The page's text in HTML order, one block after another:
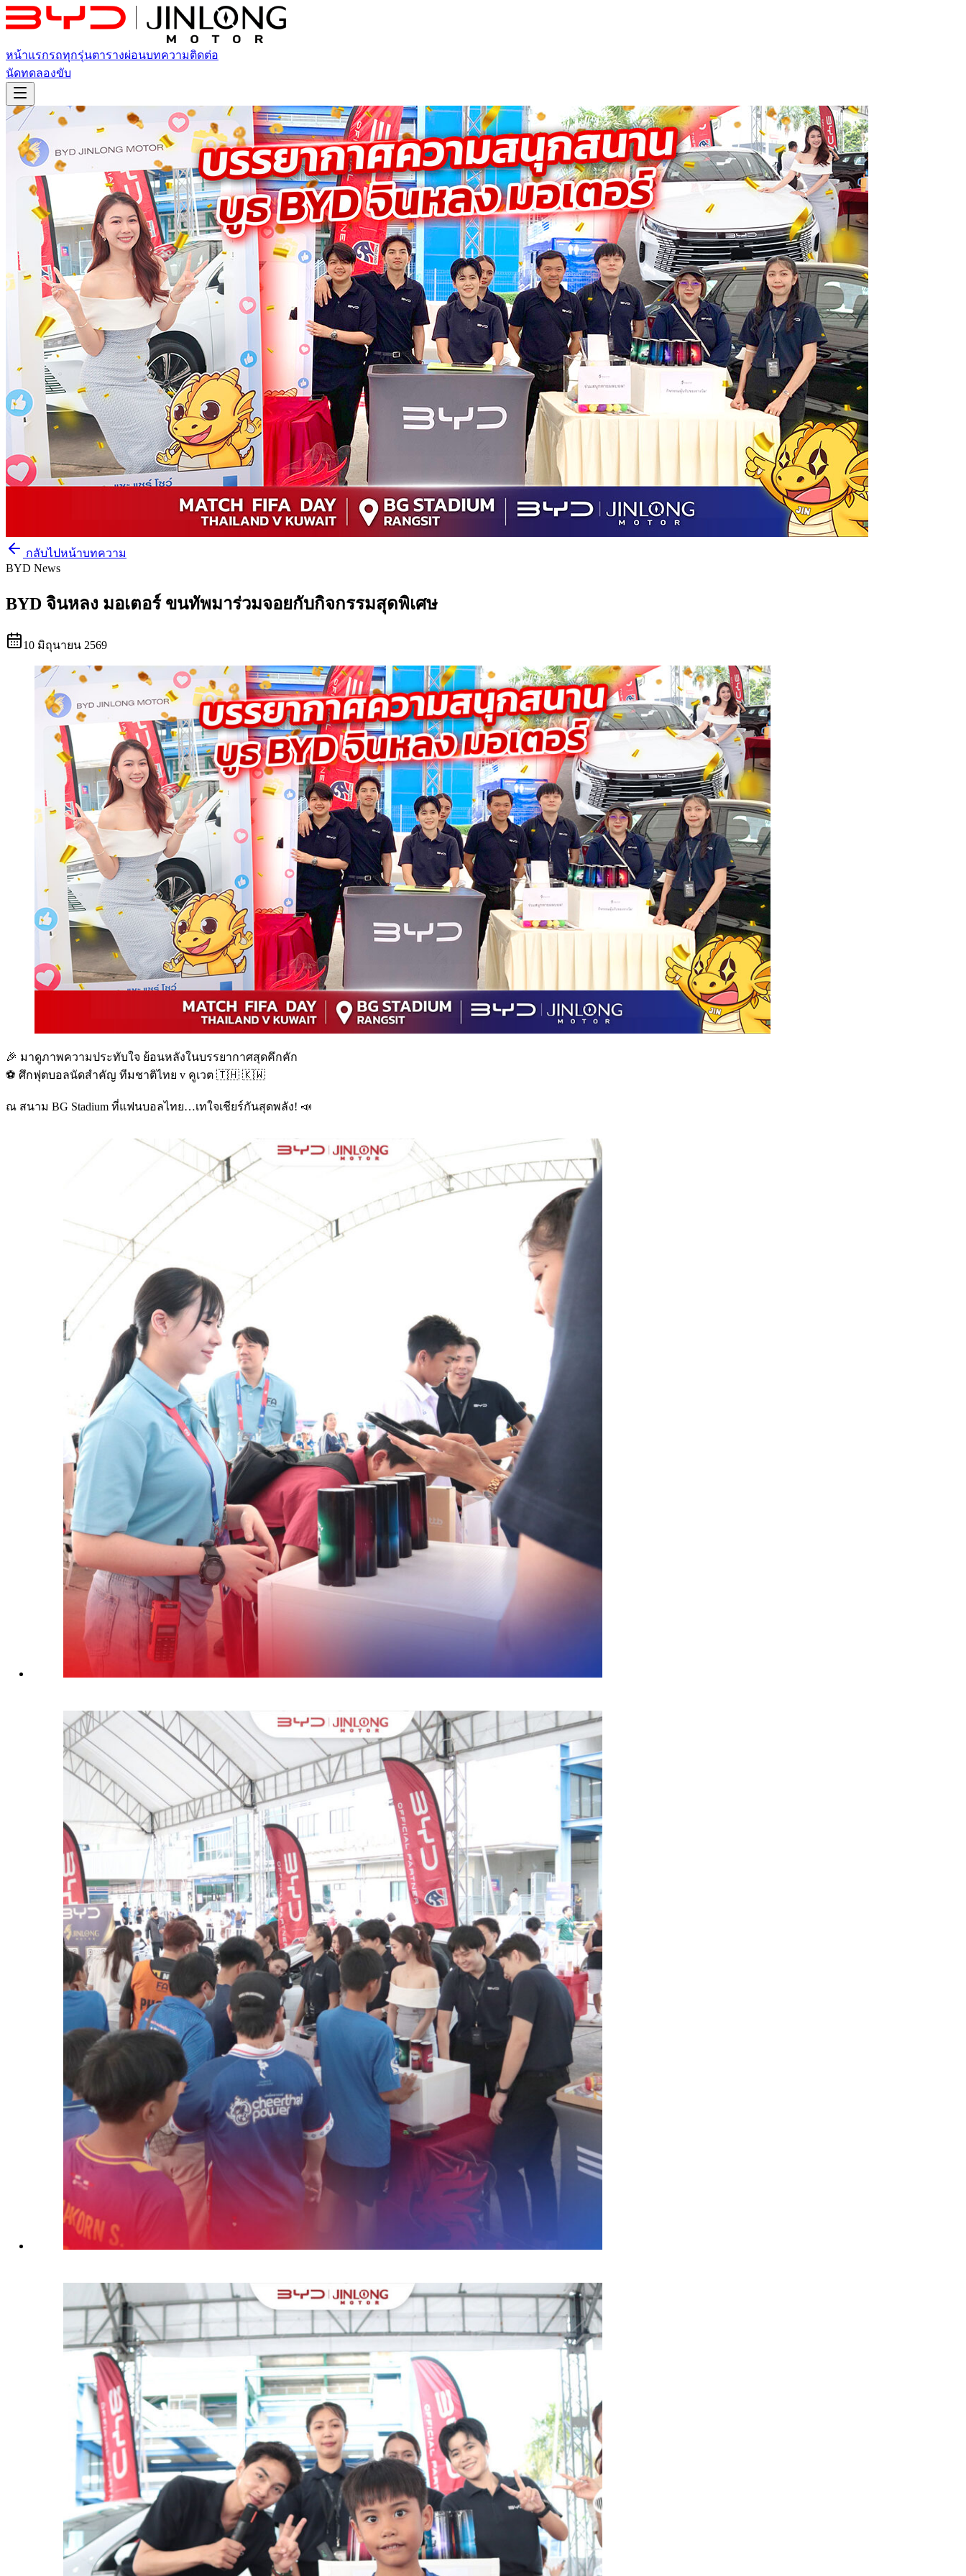
หน้าแรกรถทุกรุ่นตารางผ่อนบทความติดต่อ
นัดทดลองขับ
กลับไปหน้าบทความ
BYD News
BYD จินหลง มอเตอร์ ขนทัพมาร่วมจอยกับกิจกรรมสุดพิเศษ
10 มิถุนายน 2569
🎉 มาดูภาพความประทับใจ ย้อนหลังในบรรยากาศสุดคึกคัก
⚽️ ศึกฟุตบอลนัดสำคัญ ทีมชาติไทย v คูเวต 🇹🇭 🇰🇼
ณ สนาม BG Stadium ที่แฟนบอลไทย…เทใจเชียร์กันสุดพลัง! 📣